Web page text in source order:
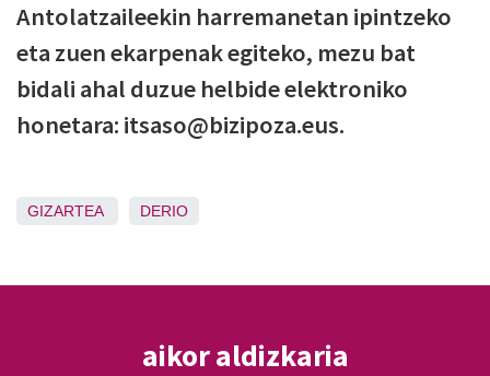
Antolatzaileekin harremanetan ipintzeko
eta zuen ekarpenak egiteko, mezu bat
bidali ahal duzue helbide elektroniko
honetara: itsaso@bizipoza.eus.
GIZARTEA DERIO
aikor aldizkaria